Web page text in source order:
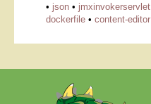
• json • jmxinvokerservlet
dockerfile • content-editor